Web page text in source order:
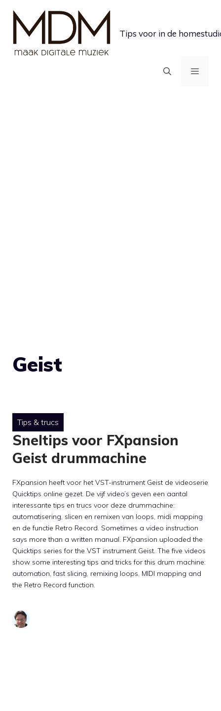
inhoud
Tips voor in de
MENU
Geist
Tips & trucs
Sneltips voor FXpansion
Geist drummachine
FXpansion heeft voor het VST-instrument Geist de videoserie
Quicktips online gezet. De vijf video’s geven een aantal
interessante tips en trucs voor deze drummachine:
automatisering, slicen en remixen van loops, midi mapping
en de functie Retro Record. Sometimes a video instruction
says more than a written manual. FXpansion uploaded the
Quicktips series for the VST instrument Geist. The five videos
show some interesting tips and tricks for this drum machine:
automation, fast slicing, remixing loops, MIDI mapping and
the Retro Record function.